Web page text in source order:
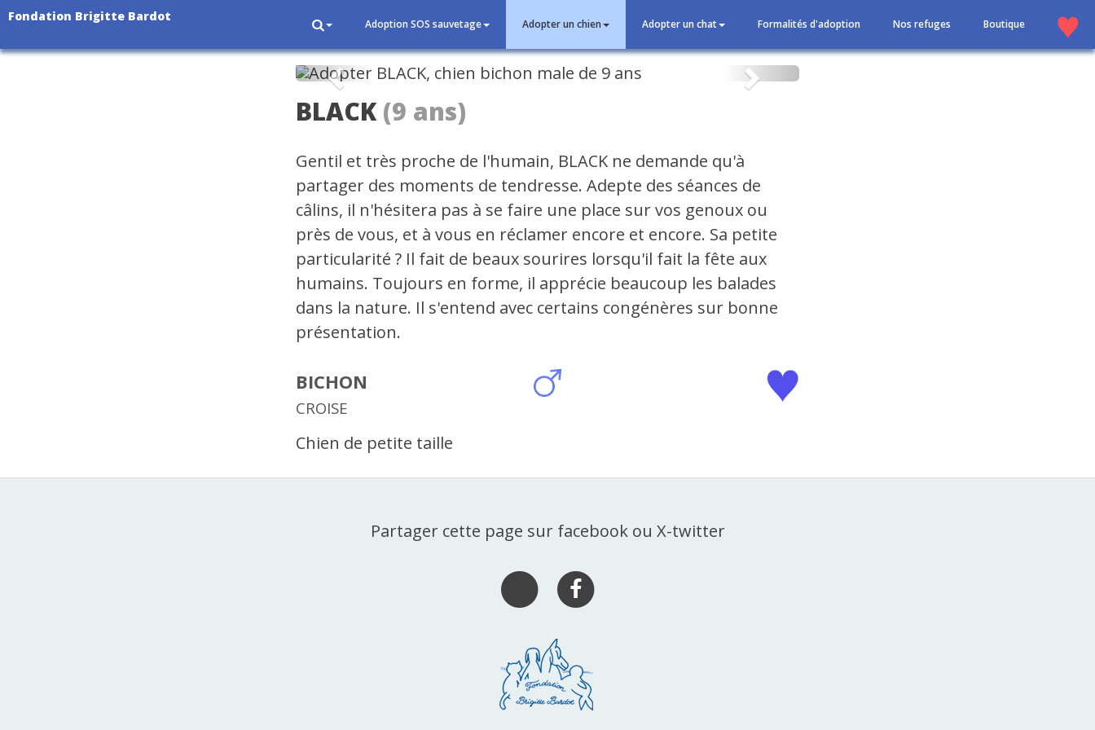
Fondation Brigitte Bardot
Adoption SOS sauvetage Adopter un chien Adopter un chat Formalités d'adoption Nos refuges Boutique
Précédent Suivant
BLACK (9 ans)
Gentil et très proche de l'humain, BLACK ne demande qu'à
partager des moments de tendresse. Adepte des séances de
câlins, il n'hésitera pas à se faire une place sur vos genoux ou
près de vous, et à vous en réclamer encore et encore. Sa petite
particularité ? Il fait de beaux sourires lorsqu'il fait la fête aux
humains. Toujours en forme, il apprécie beaucoup les balades
dans la nature. Il s'entend avec certains congénères sur bonne
présentation.
BICHON
CROISE
Chien de petite taille
Partager cette page sur facebook ou X-twitter